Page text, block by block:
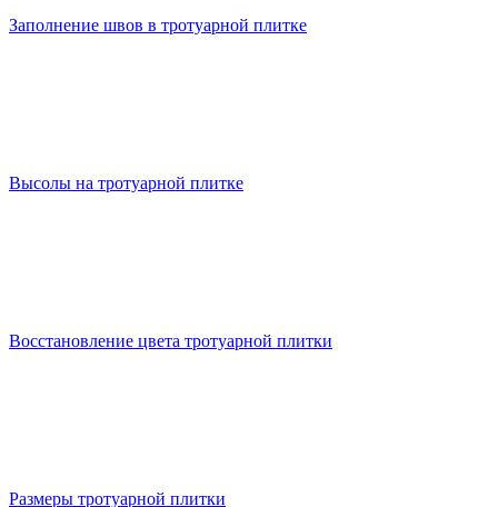
Заполнение швов в тротуарной плитке
Высолы на тротуарной плитке
Восстановление цвета тротуарной плитки
Размеры тротуарной плитки